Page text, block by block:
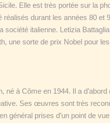
Elle est très portée sur la
durant les années 80 et
société italienne. Letizia
une sorte de prix Nobel pour
à Côme en 1944. Il a
Ses œuvres sont très
général prises d’un point de